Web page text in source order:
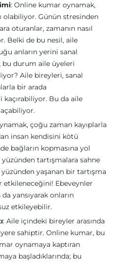
: Online kumar oynamak,
olabiliyor. Günün stresinden
oturanlar, zamanın nasıl
Belki de bu nesil, aile
anların yerini sanal
durum aile üyeleri
Aile bireyleri, sanal
bir arada
Bu da aile
açabiliyor.
çoğu zaman kayıplarla
insan kendisini kötü
bağların kopmasına yol
tartışmalara sahne
yaşanan bir tartışma
etkileneceğini! Ebeveynler
yansıyarak onların
etkileyebilir.
: Aile içindeki bireyler arasında
sahiptir. Online kumar, bu
oynamaya kaptıran
başladıklarında; bu